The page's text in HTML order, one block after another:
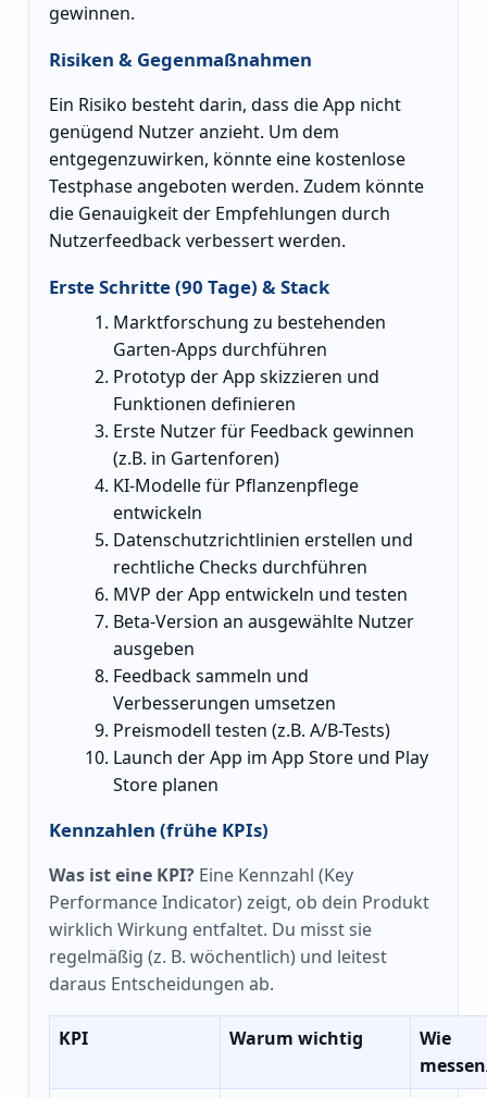
gewinnen.
Risiken & Gegenmaßnahmen
Ein Risiko besteht darin, dass die App nicht
genügend Nutzer anzieht. Um dem
entgegenzuwirken, könnte eine kostenlose
Testphase angeboten werden. Zudem könnte
die Genauigkeit der Empfehlungen durch
Nutzerfeedback verbessert werden.
Erste Schritte (90 Tage) & Stack
Marktforschung zu bestehenden
Garten-Apps durchführen
Prototyp der App skizzieren und
Funktionen definieren
Erste Nutzer für Feedback gewinnen
(z.B. in Gartenforen)
KI-Modelle für Pflanzenpflege
entwickeln
Datenschutzrichtlinien erstellen und
rechtliche Checks durchführen
MVP der App entwickeln und testen
Beta-Version an ausgewählte Nutzer
ausgeben
Feedback sammeln und
Verbesserungen umsetzen
Preismodell testen (z.B. A/B-Tests)
Launch der App im App Store und Play
Store planen
Kennzahlen (frühe KPIs)
Was ist eine KPI? Eine Kennzahl (Key
Performance Indicator) zeigt, ob dein Produkt
wirklich Wirkung entfaltet. Du misst sie
regelmäßig (z. B. wöchentlich) und leitest
daraus Entscheidungen ab.
KPI Warum wichtig
Wie